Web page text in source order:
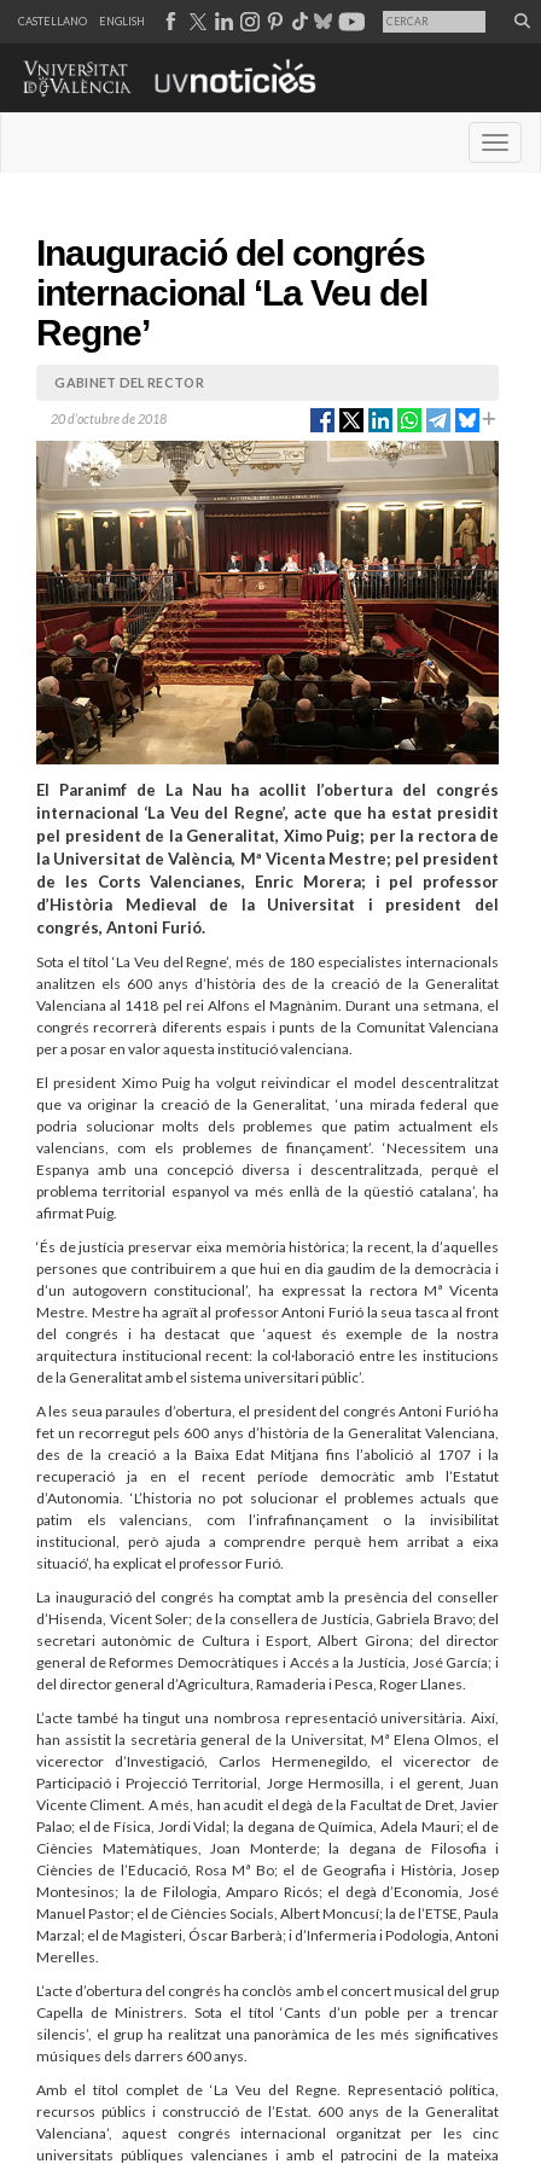
CASTELLANO ENGLISH
Inauguració del congrés
internacional ‘La Veu del
Regne’
GABINET DEL RECTOR
20 d’octubre de 2018
El Paranimf de La Nau ha acollit l’obertura del congrés
internacional ‘La Veu del Regne’, acte que ha estat presidit
pel president de la Generalitat, Ximo Puig; per la rectora de
la Universitat de València, Mª Vicenta Mestre; pel president
de les Corts Valencianes, Enric Morera; i pel professor
d’Història Medieval de la Universitat i president del
congrés, Antoni Furió.
Sota el títol ‘La Veu del Regne’, més de 180 especialistes internacionals
analitzen els 600 anys d’història des de la creació de la Generalitat
Valenciana al 1418 pel rei Alfons el Magnànim. Durant una setmana, el
congrés recorrerà diferents espais i punts de la Comunitat Valenciana
per a posar en valor aquesta institució valenciana.
El president Ximo Puig ha volgut reivindicar el model descentralitzat
que va originar la creació de la Generalitat, ‘una mirada federal que
podria solucionar molts dels problemes que patim actualment els
valencians, com els problemes de finançament’. ‘Necessitem una
Espanya amb una concepció diversa i descentralitzada, perquè el
problema territorial espanyol va més enllà de la qüestió catalana’, ha
afirmat Puig.
‘És de justícia preservar eixa memòria històrica; la recent, la d’aquelles
persones que contribuirem a que hui en dia gaudim de la democràcia i
d’un autogovern constitucional’, ha expressat la rectora Mª Vicenta
Mestre. Mestre ha agraït al professor Antoni Furió la seua tasca al front
del congrés i ha destacat que ‘aquest és exemple de la nostra
arquitectura institucional recent: la col·laboració entre les institucions
de la Generalitat amb el sistema universitari públic’.
A les seua paraules d’obertura, el president del congrés Antoni Furió ha
fet un recorregut pels 600 anys d’història de la Generalitat Valenciana,
des de la creació a la Baixa Edat Mitjana fins l’abolició al 1707 i la
recuperació ja en el recent període democràtic amb l’Estatut
d’Autonomia. ‘L’historia no pot solucionar el problemes actuals que
patim els valencians, com l’infrafinançament o la invisibilitat
institucional, però ajuda a comprendre perquè hem arribat a eixa
situació’, ha explicat el professor Furió.
La inauguració del congrés ha comptat amb la presència del conseller
d’Hisenda, Vicent Soler; de la consellera de Justícia, Gabriela Bravo; del
secretari autonòmic de Cultura i Esport, Albert Girona; del director
general de Reformes Democràtiques i Accés a la Justícia, José García; i
del director general d’Agricultura, Ramaderia i Pesca, Roger Llanes.
L’acte també ha tingut una nombrosa representació universitària. Així,
han assistit la secretària general de la Universitat, Mª Elena Olmos, el
vicerector d’Investigació, Carlos Hermenegildo, el vicerector de
Participació i Projecció Territorial, Jorge Hermosilla, i el gerent, Juan
Vicente Climent. A més, han acudit el degà de la Facultat de Dret, Javier
Palao; el de Física, Jordi Vidal; la degana de Química, Adela Mauri; el de
Ciències Matemàtiques, Joan Monterde; la degana de Filosofia i
Ciències de l’Educació, Rosa Mª Bo; el de Geografia i Història, Josep
Montesinos; la de Filologia, Amparo Ricós; el degà d’Economia, José
Manuel Pastor; el de Ciències Socials, Albert Moncusí; la de l’ETSE, Paula
Marzal; el de Magisteri, Óscar Barberà; i d’Infermeria i Podologia, Antoni
Merelles.
L’acte d’obertura del congrés ha conclòs amb el concert musical del grup
Capella de Ministrers. Sota el títol ‘Cants d’un poble per a trencar
silencis’, el grup ha realitzat una panoràmica de les més significatives
músiques dels darrers 600 anys.
Amb el títol complet de ‘La Veu del Regne. Representació política,
recursos públics i construcció de l’Estat. 600 anys de la Generalitat
Valenciana’, aquest congrés internacional organitzat per les cinc
universitats públiques valencianes i amb el patrocini de la mateixa